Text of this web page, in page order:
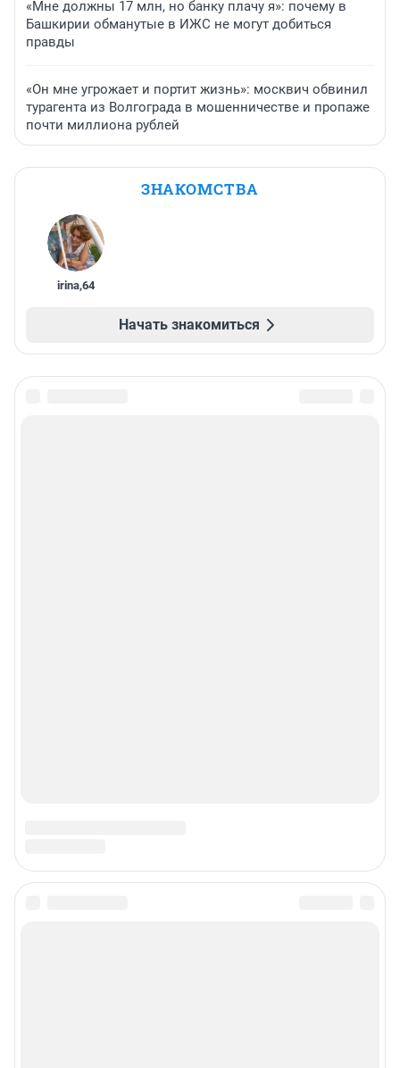
«Мне должны 17 млн, но банку плачу я»: почему в
Башкирии обманутые в ИЖС не могут добиться
правды
«Он мне угрожает и портит жизнь»: москвич обвинил
турагента из Волгограда в мошенничестве и пропаже
почти миллиона рублей
ЗНАКОМСТВА
irina,64
Начать знакомиться